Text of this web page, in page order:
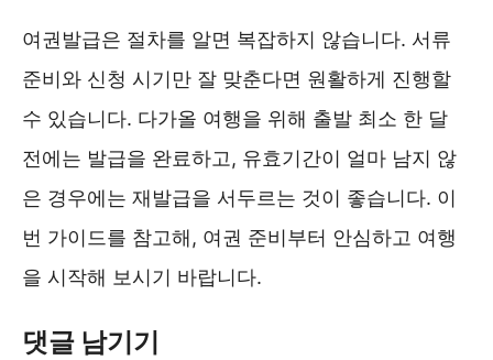
여권발급은 절차를 알면 복잡하지 않습니다. 서류
준비와 신청 시기만 잘 맞춘다면 원활하게 진행할
수 있습니다. 다가올 여행을 위해 출발 최소 한 달
전에는 발급을 완료하고, 유효기간이 얼마 남지 않
은 경우에는 재발급을 서두르는 것이 좋습니다. 이
번 가이드를 참고해, 여권 준비부터 안심하고 여행
을 시작해 보시기 바랍니다.
댓글 남기기